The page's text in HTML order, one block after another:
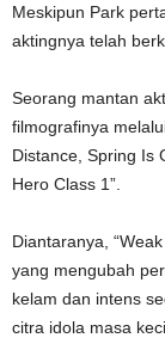
Meskipun Park
aktingnya telah
Seorang mantan
filmografinya
Distance, Spring Is
Hero Class 1”.
Diantaranya,
yang mengubah
kelam dan intens
citra idola masa